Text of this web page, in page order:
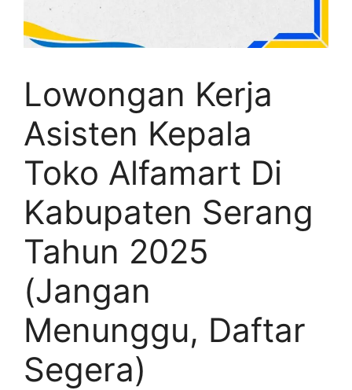
Lowongan Kerja
Asisten Kepala
Toko Alfamart Di
Kabupaten Serang
Tahun 2025
(Jangan
Menunggu, Daftar
Segera)